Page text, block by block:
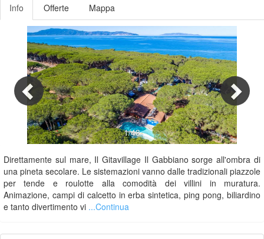
Info Offerte Mappa
1/43
Previous
Direttamente sul mare, Il Gitavillage Il Gabbiano sorge all'ombra di
una pineta secolare. Le sistemazioni vanno dalle tradizionali piazzole
per tende e roulotte alla comodità dei villini in muratura.
Animazione, campi di calcetto in erba sintetica, ping pong, biliardino
e tanto divertimento vi ...Continua